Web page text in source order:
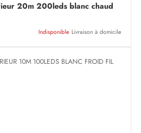
20m 200leds blanc chaud
Indisponible Livraison à domicile